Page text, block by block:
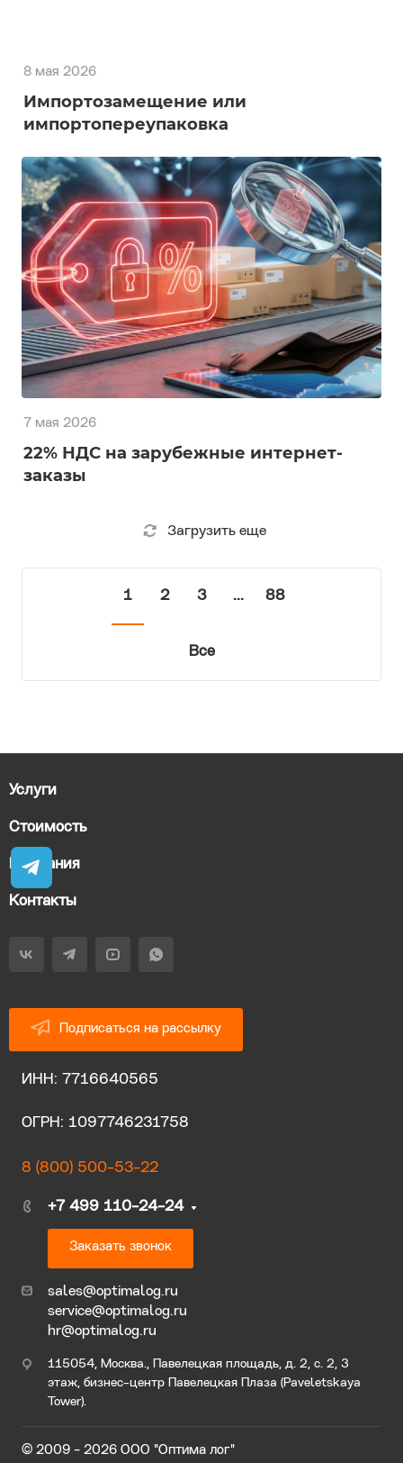
8 мая 2026
Импортозамещение или
импортопереупаковка
7 мая 2026
22% НДС на зарубежные интернет-
заказы
Загрузить еще
1 2 3 ... 88
Все
Услуги
Стоимость
Компания
Контакты
Подписаться на рассылку
ИНН: 7716640565
ОГРН: 1097746231758
8 (800) 500-53-22
+7 499 110-24-24
Заказать звонок
sales@optimalog.ru
service@optimalog.ru
hr@optimalog.ru
115054, Москва., Павелецкая площадь, д. 2, с. 2, 3
этаж, бизнес-центр Павелецкая Плаза (Paveletskaya
Tower).
© 2009 - 2026 ООО "Оптима лог"